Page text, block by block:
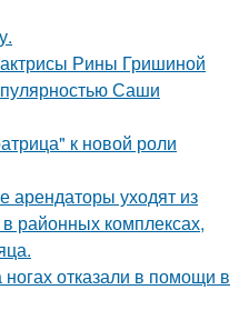
Рины Гришиной
Саши
к новой роли
арендаторы уходят из
районных комплексах,
отказали в помощи в